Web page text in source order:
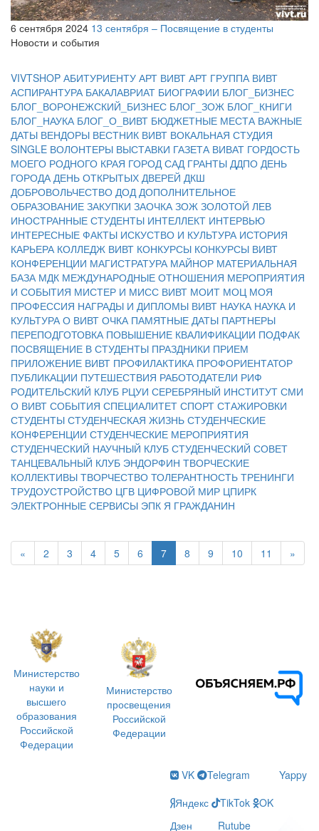
6 сентября 2024 13 сентября – Посвящение в студенты
Новости и события
VIVTSHOP АБИТУРИЕНТУ АРТ ВИВТ АРТ ГРУППА ВИВТ
АСПИРАНТУРА БАКАЛАВРИАТ БИОГРАФИИ БЛОГ_БИЗНЕС
БЛОГ_ВОРОНЕЖСКИЙ_БИЗНЕС БЛОГ_ЗОЖ БЛОГ_КНИГИ
БЛОГ_НАУКА БЛОГ_О_ВИВТ БЮДЖЕТНЫЕ МЕСТА ВАЖНЫЕ
ДАТЫ ВЕНДОРЫ ВЕСТНИК ВИВТ ВОКАЛЬНАЯ СТУДИЯ
SINGLE ВОЛОНТЕРЫ ВЫСТАВКИ ГАЗЕТА ВИВАТ ГОРДОСТЬ
МОЕГО РОДНОГО КРАЯ ГОРОД САД ГРАНТЫ ДДПО ДЕНЬ
ГОРОДА ДЕНЬ ОТКРЫТЫХ ДВЕРЕЙ ДКШ
ДОБРОВОЛЬЧЕСТВО ДОД ДОПОЛНИТЕЛЬНОЕ
ОБРАЗОВАНИЕ ЗАКУПКИ ЗАОЧКА ЗОЖ ЗОЛОТОЙ ЛЕВ
ИНОСТРАННЫЕ СТУДЕНТЫ ИНТЕЛЛЕКТ ИНТЕРВЬЮ
ИНТЕРЕСНЫЕ ФАКТЫ ИСКУСТВО И КУЛЬТУРА ИСТОРИЯ
КАРЬЕРА КОЛЛЕДЖ ВИВТ КОНКУРСЫ КОНКУРСЫ ВИВТ
КОНФЕРЕНЦИИ МАГИСТРАТУРА МАЙНОР МАТЕРИАЛЬНАЯ
БАЗА МДК МЕЖДУНАРОДНЫЕ ОТНОШЕНИЯ МЕРОПРИЯТИЯ
И СОБЫТИЯ МИСТЕР И МИСС ВИВТ МОИТ МОЦ МОЯ
ПРОФЕССИЯ НАГРАДЫ И ДИПЛОМЫ ВИВТ НАУКА НАУКА И
КУЛЬТУРА О ВИВТ ОЧКА ПАМЯТНЫЕ ДАТЫ ПАРТНЕРЫ
ПЕРЕПОДГОТОВКА ПОВЫШЕНИЕ КВАЛИФИКАЦИИ ПОДФАК
ПОСВЯЩЕНИЕ В СТУДЕНТЫ ПРАЗДНИКИ ПРИЕМ
ПРИЛОЖЕНИЕ ВИВТ ПРОФИЛАКТИКА ПРОФОРИЕНТАТОР
ПУБЛИКАЦИИ ПУТЕШЕСТВИЯ РАБОТОДАТЕЛИ РИФ
РОДИТЕЛЬСКИЙ КЛУБ РЦУИ СЕРЕБРЯНЫЙ ИНСТИТУТ СМИ
О ВИВТ СОБЫТИЯ СПЕЦИАЛИТЕТ СПОРТ СТАЖИРОВКИ
СТУДЕНТЫ СТУДЕНЧЕСКАЯ ЖИЗНЬ СТУДЕНЧЕСКИЕ
КОНФЕРЕНЦИИ СТУДЕНЧЕСКИЕ МЕРОПРИЯТИЯ
СТУДЕНЧЕСКИЙ НАУЧНЫЙ КЛУБ СТУДЕНЧЕСКИЙ СОВЕТ
ТАНЦЕВАЛЬНЫЙ КЛУБ ЭНДОРФИН ТВОРЧЕСКИЕ
КОЛЛЕКТИВЫ ТВОРЧЕСТВО ТОЛЕРАНТНОСТЬ ТРЕНИНГИ
ТРУДОУСТРОЙСТВО ЦГВ ЦИФРОВОЙ МИР ЦПИРК
ЭЛЕКТРОННЫЕ СЕРВИСЫ ЭПК Я ГРАЖДАНИН
« 2 3 4 5 6 7 8 9 10 11 »
Министерство
науки и
высшего
образования
Российской
Федерации
Министерство
просвещения
Российской
Федерации
VK Telegram
Yappy
Яндекс
TikTok
OK
Дзен
Rutube